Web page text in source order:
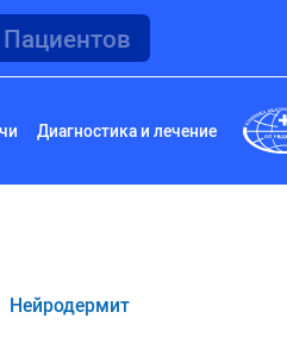
Пациентов
Диагностика и лечение
Нейродермит